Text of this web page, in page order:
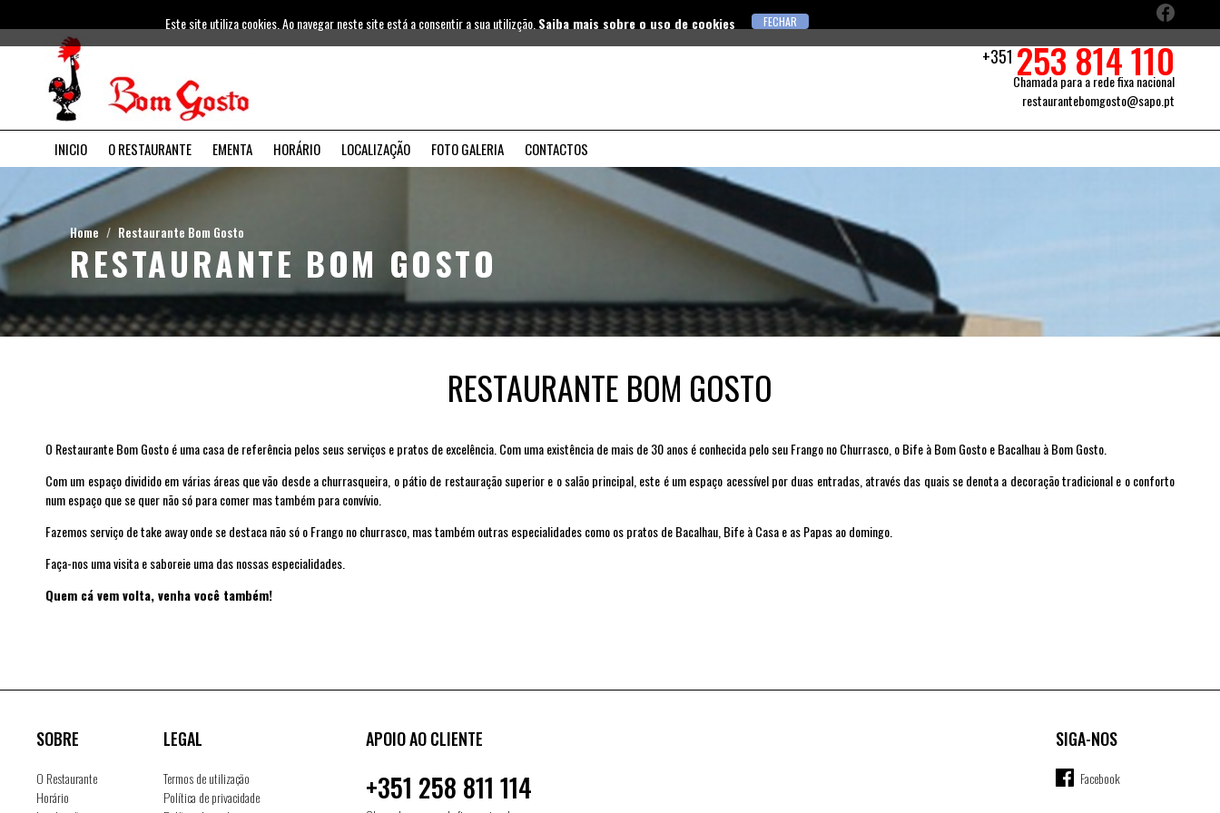
+351253 814 110
Chamada para a rede fixa nacional
restaurantebomgosto@sapo.pt
INICIO O RESTAURANTE EMENTA HORÁRIO LOCALIZAÇÃO FOTO GALERIA CONTACTOS
Home Restaurante Bom Gosto
RESTAURANTE BOM GOSTO
RESTAURANTE BOM GOSTO
O Restaurante Bom Gosto é uma casa de referência pelos seus serviços e pratos de excelência. Com uma existência de mais de 30 anos é conhecida pelo seu Frango no Churrasco, o Bife à Bom Gosto e Bacalhau à Bom Gosto.
Com um espaço dividido em várias áreas que vão desde a churrasqueira, o pátio de restauração superior e o salão principal, este é um espaço acessível por duas entradas, através das quais se denota a decoração tradicional e o conforto
num espaço que se quer não só para comer mas também para convívio.
Fazemos serviço de take away onde se destaca não só o Frango no churrasco, mas também outras especialidades como os pratos de Bacalhau, Bife à Casa e as Papas ao domingo.
Faça-nos uma visita e saboreie uma das nossas especialidades.
Quem cá vem volta, venha você também!
SOBRE
O Restaurante
Horário
LEGAL
Termos de utilização
Política de privacidade
APOIO AO CLIENTE
+351 258 811 114
SIGA-NOS
Facebook
Este site utiliza cookies. Ao navegar neste site está a consentir a sua utilizção. Saiba mais sobre o uso de cookies